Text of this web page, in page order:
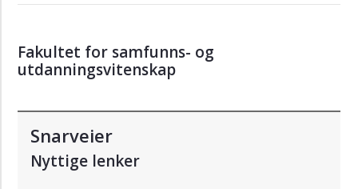
opptak
Disputaser
Fakultet for samfunns- og
utdanningsvitenskap
Snarveier
Nyttige lenker